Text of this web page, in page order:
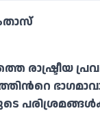
രാഷ്ട്രീയ